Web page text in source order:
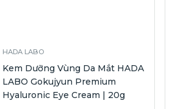
HADA LABO
Kem Dưỡng Vùng Da Mắt HADA
LABO Gokujyun Premium
Hyaluronic Eye Cream | 20g